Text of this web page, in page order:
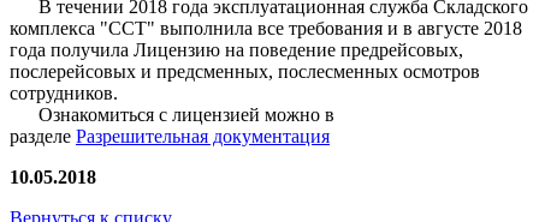
В течении 2018 года эксплуатационная служба Складского
комплекса "ССТ" выполнила все требования и в августе 2018
года получила Лицензию на поведение предрейсовых,
послерейсовых и предсменных, послесменных осмотров
сотрудников.
Ознакомиться с лицензией можно в
разделе Разрешительная документация
10.05.2018
Вернуться к списку